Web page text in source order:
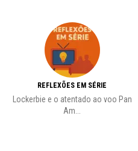
REFLEXÕES EM SÉRIE
Lockerbie e o atentado ao voo Pan
Am...